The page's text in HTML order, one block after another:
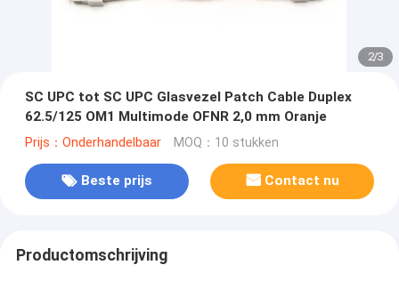
2/3
SC UPC tot SC UPC Glasvezel Patch Cable Duplex
62.5/125 OM1 Multimode OFNR 2,0 mm Oranje
Prijs：Onderhandelbaar MOQ：10 stukken
Beste prijs Contact nu
Productomschrijving